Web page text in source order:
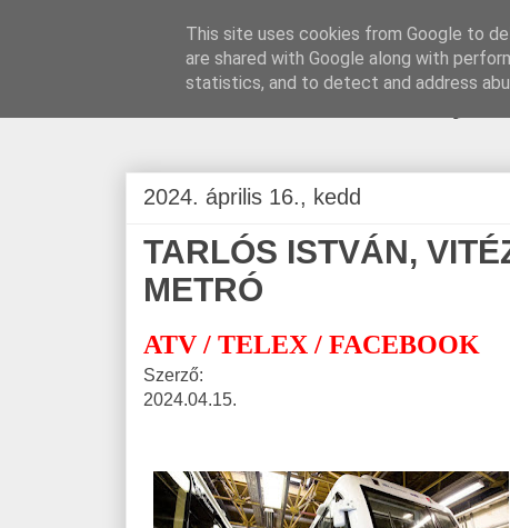
BLOGÁSZAT,
2024. április 16., kedd
TARLÓS ISTVÁN,
METRÓ
ATV / TELEX / FACEBOOK
Szerző:
2024.04.15.
This site uses cookies from Google to
are shared with Google along with
statistics, and to detect and address